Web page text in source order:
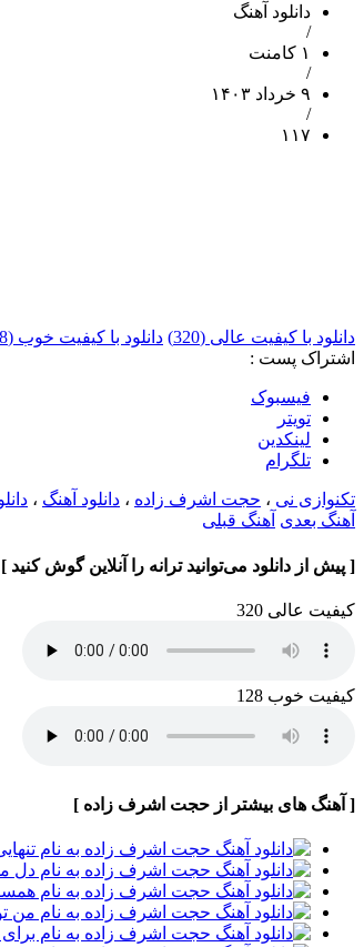
دانلود آهنگ
/
۱ کامنت
/
۹ خرداد ۱۴۰۳
/
۱۱۷
دانلود با کیفیت عالی (320) دانلود با کیفیت خوب (128)
اشتراک پست :
فيسبوک
تويتر
لینکدین
تلگرام
تکنوازی نی ، حجت اشرف زاده ، دانلود آهنگ ،
آهنگ بعدی آهنگ قبلی
[ پیش از دانلود می‌توانید ترانه را آنلاین گوش کنید ]
کیفیت عالی 320
کیفیت خوب 128
[ آهنگ های بیشتر از حجت اشرف زاده ]